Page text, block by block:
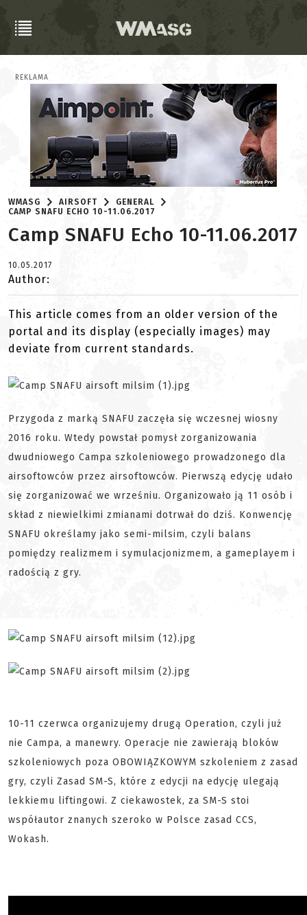
REKLAMA
WMASG AIRSOFT
GENERAL
CAMP SNAFU ECHO 10-11.06.2017
Camp SNAFU Echo 10-11.06.2017
10.05.2017
Author:
This article comes from an older version of the
portal and its display (especially images) may
deviate from current standards.
Przygoda z marką SNAFU zaczęła się wczesnej wiosny
2016 roku. Wtedy powstał pomysł zorganizowania
dwudniowego Campa szkoleniowego prowadzonego dla
airsoftowców przez airsoftowców. Pierwszą edycję udało
się zorganizować we wrześniu. Organizowało ją 11 osób i
skład z niewielkimi zmianami dotrwał do dziś. Konwencję
SNAFU określamy jako semi-milsim, czyli balans
pomiędzy realizmem i symulacjonizmem, a gameplayem i
radością z gry.
10-11 czerwca organizujemy drugą Operation, czyli już
nie Campa, a manewry. Operacje nie zawierają bloków
szkoleniowych poza OBOWIĄZKOWYM szkoleniem z zasad
gry, czyli Zasad SM-S, które z edycji na edycję ulegają
lekkiemu liftingowi. Z ciekawostek, za SM-S stoi
współautor znanych szeroko w Polsce zasad CCS,
Wokash.